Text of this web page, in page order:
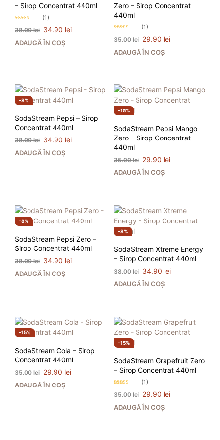
– Sirop Concentrat 440ml
5.00
(1)
38.00lei Prețul
a
34.90 leiPrețul
ADAUGĂ ÎN COȘ
Zero – Sirop Concentrat
440ml
4.00
(1)
35.00lei Prețul
a
29.90 leiPrețul
ADAUGĂ ÎN COȘ
8%
SodaStream Pepsi – Sirop
Concentrat 440ml
38.00lei Prețul
inițial
a
34.90 leiPrețul
ADAUGĂ ÎN COȘ
15%
SodaStream Pepsi Mango
Zero – Sirop Concentrat
440ml
35.00lei Prețul
inițial
a
29.90 leiPrețul
ADAUGĂ ÎN COȘ
8%
SodaStream Pepsi Zero –
Sirop Concentrat 440ml
38.00lei Prețul
inițial
a
34.90 leiPrețul
ADAUGĂ ÎN COȘ
8%
SodaStream Xtreme Energy
– Sirop Concentrat 440ml
38.00lei Prețul
inițial
a
34.90 leiPrețul
ADAUGĂ ÎN COȘ
15%
SodaStream Cola – Sirop
Concentrat 440ml
35.00lei Prețul
inițial
a
29.90 leiPrețul
ADAUGĂ ÎN COȘ
15%
SodaStream Grapefruit Zero
– Sirop Concentrat 440ml
4.00
(1)
35.00lei Prețul
inițial
a
29.90 leiPrețul
ADAUGĂ ÎN COȘ